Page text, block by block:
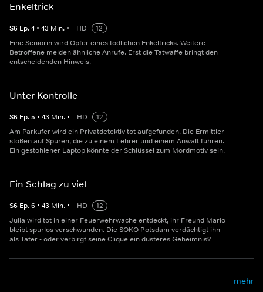
Enkeltrick
S6 Ep.4 • 43 Min. • HD
12
Eine Seniorin wird Opfer eines tödlichen Enkeltricks. Weitere
Betroffene melden ähnliche Anrufe. Erst die Tatwaffe bringt den
entscheidenden Hinweis.
Unter Kontrolle
S6 Ep.5 • 43 Min. • HD
12
Am Parkufer wird ein Privatdetektiv tot aufgefunden. Die Ermittler
stoßen auf Spuren, die zu einem Lehrer und einem Anwalt führen.
Ein gestohlener Laptop könnte der Schlüssel zum Mordmotiv sein.
Ein Schlag zu viel
S6 Ep.6 • 43 Min. • HD
12
Julia wird tot in einer Feuerwehrwache entdeckt, ihr Freund Mario
bleibt spurlos verschwunden. Die SOKO Potsdam verdächtigt ihn
als Täter - oder verbirgt seine Clique ein düsteres Geheimnis?
mehr